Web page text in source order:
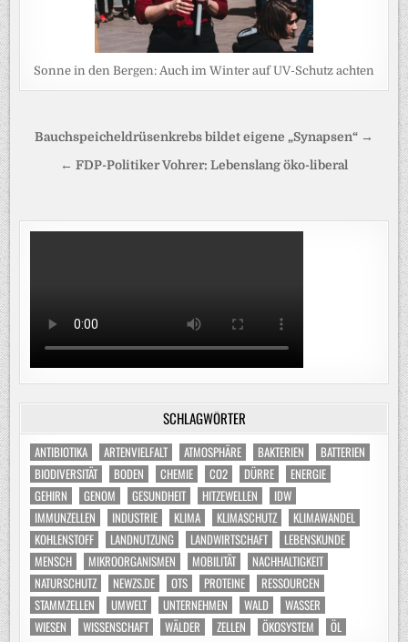
Sonne in den Bergen: Auch im Winter auf UV-Schutz achten
Beitragsnavigation
Bauchspeicheldrüsenkrebs bildet eigene „Synapsen“ →
← FDP-Politiker Vohrer: Lebenslang öko-liberal
SCHLAGWÖRTER
ANTIBIOTIKA ARTENVIELFALT ATMOSPHÄRE BAKTERIEN
BATTERIEN
BIODIVERSITÄT
BODEN CHEMIE CO2 DÜRRE
ENERGIE
GEHIRN
GENOM GESUNDHEIT HITZEWELLEN
IDW
IMMUNZELLEN
INDUSTRIE KLIMA KLIMASCHUTZ
KLIMAWANDEL
KOHLENSTOFF
LANDNUTZUNG LANDWIRTSCHAFT
LEBENSKUNDE
MENSCH
MIKROORGANISMEN MOBILITÄT
NACHHALTIGKEIT
NATURSCHUTZ
NEWZS.DE OTS PROTEINE
RESSOURCEN
STAMMZELLEN
UMWELT UNTERNEHMEN WALD
WASSER
WIESEN
WISSENSCHAFT WÄLDER ZELLEN ÖKOSYSTEM ÖL